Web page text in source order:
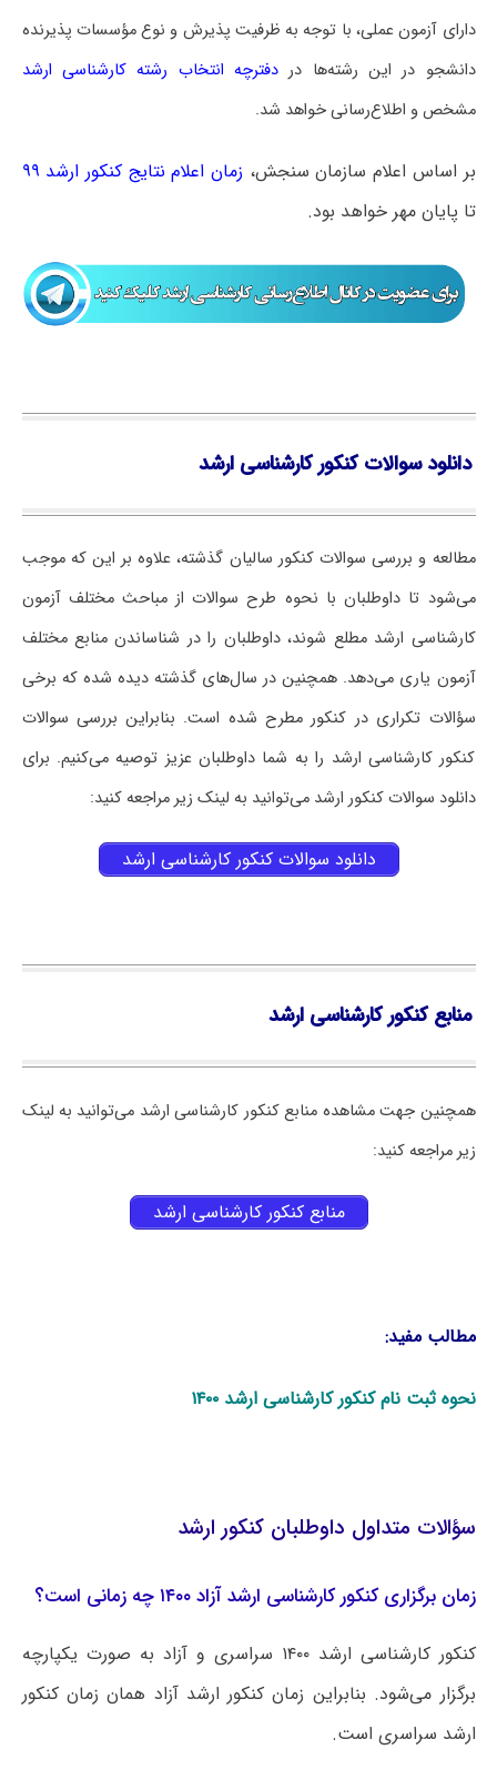
دارای آزمون عملی، با توجه به ظرفیت پذیرش و نوع مؤسسات پذیرنده
دانشجو در این رشته‌ها در دفترچه انتخاب رشته کارشناسی ارشد
مشخص و اطلاع‌رسانی خواهد شد.
بر اساس اعلام سازمان سنجش، زمان اعلام نتایج کنکور ارشد ۹۹
تا پایان مهر خواهد بود.
دانلود سوالات کنکور کارشناسی ارشد
مطالعه و بررسی سوالات کنکور سالیان گذشته، علاوه بر این که موجب
می‌شود تا داوطلبان با نحوه طرح سوالات از مباحث مختلف آزمون
کارشناسی ارشد مطلع شوند، داوطلبان را در شناساندن منابع مختلف
آزمون یاری می‌دهد. همچنین در سال‌های گذشته دیده شده که برخی
سؤالات تکراری در کنکور مطرح شده است. بنابراین بررسی سوالات
کنکور کارشناسی ارشد را به شما داوطلبان عزیز توصیه می‌کنیم. برای
دانلود سوالات کنکور ارشد می‌توانید به لینک زیر مراجعه کنید:
دانلود سوالات کنکور کارشناسی ارشد
منابع کنکور کارشناسی ارشد
همچنین جهت مشاهده منابع کنکور کارشناسی ارشد می‌توانید به لینک
زیر مراجعه کنید:
منابع کنکور کارشناسی ارشد
مطالب مفید:
نحوه ثبت نام کنکور کارشناسی ارشد ۱۴۰۰
سؤالات متداول داوطلبان کنکور ارشد
زمان برگزاری کنکور کارشناسی ارشد آزاد ۱۴۰۰ چه زمانی است؟
کنکور کارشناسی ارشد ۱۴۰۰ سراسری و آزاد به صورت یکپارچه
برگزار می‌شود. بنابراین زمان کنکور ارشد آزاد همان زمان کنکور
ارشد سراسری است.